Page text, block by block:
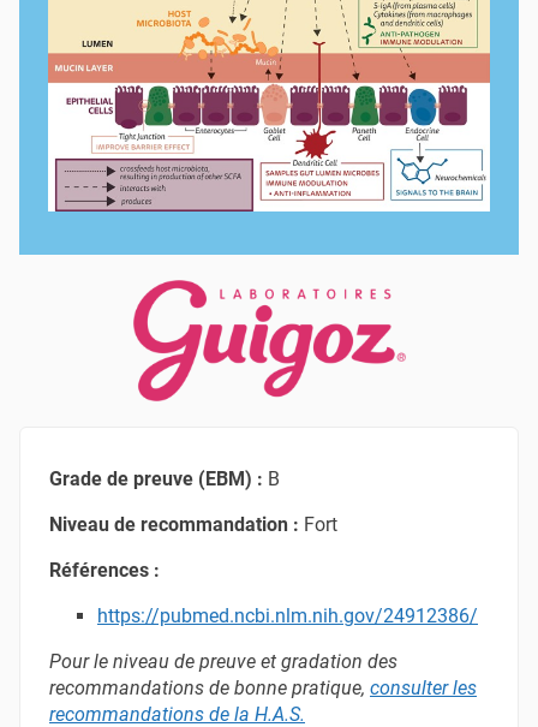
Grade de preuve (EBM) : B
Niveau de recommandation : Fort
Références :
https://pubmed.ncbi.nlm.nih.gov/24912386/
Pour le niveau de preuve et gradation des
recommandations de bonne pratique, consulter les
recommandations de la H.A.S.